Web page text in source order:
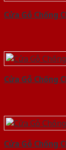
Cửa Gỗ Chống
Cửa Gỗ Chống
Cửa Gỗ Chống